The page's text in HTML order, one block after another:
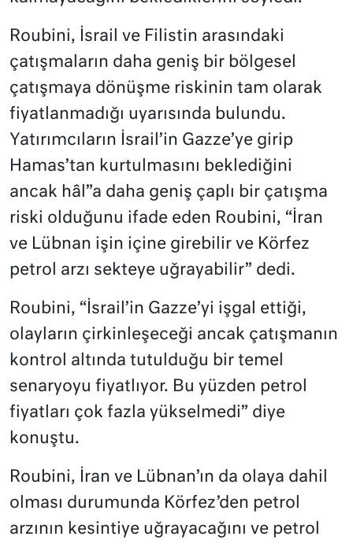
Roubini, İsrail ve Filistin arasındaki
çatışmaların daha geniş bir bölgesel
çatışmaya dönüşme riskinin tam olarak
fiyatlanmadığı uyarısında bulundu.
Yatırımcıların İsrail’in Gazze’ye girip
Hamas’tan kurtulmasını beklediğini
ancak hâl”a daha geniş çaplı bir çatışma
riski olduğunu ifade eden Roubini, “İran
ve Lübnan işin içine girebilir ve Körfez
petrol arzı sekteye uğrayabilir” dedi.
Roubini, “İsrail’in Gazze’yi işgal ettiği,
olayların çirkinleşeceği ancak çatışmanın
kontrol altında tutulduğu bir temel
senaryoyu fiyatlıyor. Bu yüzden petrol
fiyatları çok fazla yükselmedi” diye
konuştu.
Roubini, İran ve Lübnan’ın da olaya dahil
olması durumunda Körfez’den petrol
arzının kesintiye uğrayacağını ve petrol